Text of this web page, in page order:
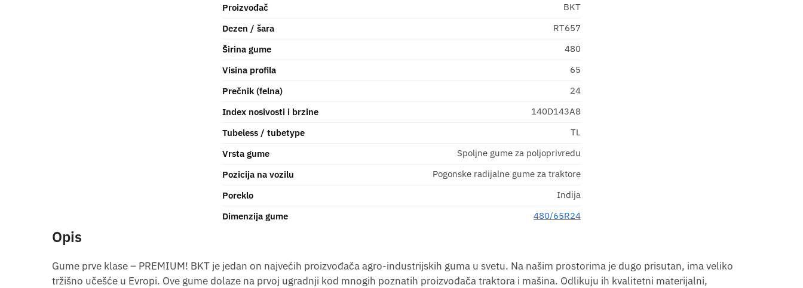
Proizvođač
BKT
Dezen / šara
RT657
Širina gume
480
Visina profila
65
Prečnik (felna)
24
Index nosivosti i brzine
140D143A8
Tubeless / tubetype
TL
Vrsta gume
Spoljne gume za poljoprivredu
Pozicija na vozilu
Pogonske radijalne gume za traktore
Poreklo
Indija
Dimenzija gume
480/65R24
Opis
Gume prve klase – PREMIUM! BKT je jedan on najvećih proizvođača agro-industrijskih guma u svetu. Na našim prostorima je dugo prisutan, ima veliko
tržišno učešće u Evropi. Ove gume dolaze na prvoj ugradnji kod mnogih poznatih proizvođača traktora i mašina. Odlikuju ih kvalitetni materijalni,